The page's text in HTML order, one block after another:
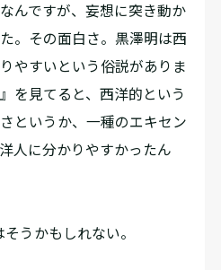
んですが、妄想に突き動か
。その面白さ。黒澤明は西
やすいという俗説がありま
を見てると、西洋的という
というか、一種のエキセン
人に分かりやすかったん
うかもしれない。